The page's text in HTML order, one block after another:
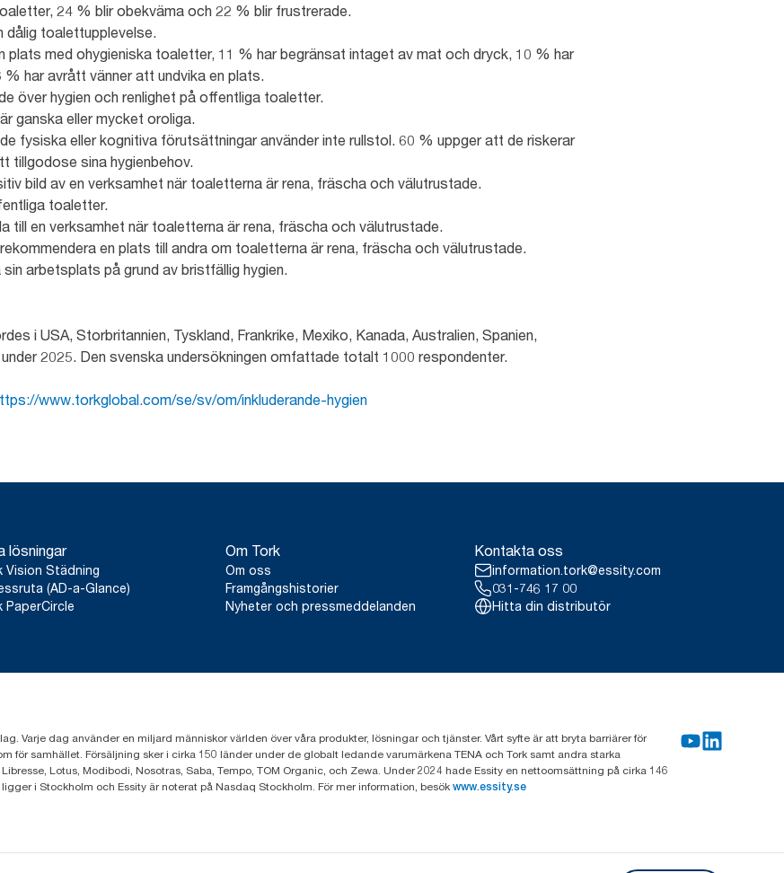
24 % blir obekväma och 22 % blir frustrerade.
dålig toalettupplevelse.
plats med ohygieniska toaletter, 11 % har begränsat intaget av mat och dryck, 10 % har
har avrått vänner att undvika en plats.
över hygien och renlighet på offentliga toaletter.
ganska eller mycket oroliga.
fysiska eller kognitiva förutsättningar använder inte rullstol. 60 % uppger att de riskerar
tillgodose sina hygienbehov.
bild av en verksamhet när toaletterna är rena, fräscha och välutrustade.
toaletter.
till en verksamhet när toaletterna är rena, fräscha och välutrustade.
en plats till andra om toaletterna är rena, fräscha och välutrustade.
arbetsplats på grund av bristfällig hygien.
i USA, Storbritannien, Tyskland, Frankrike, Mexiko, Kanada, Australien, Spanien,
2025. Den svenska undersökningen omfattade totalt 1000 respondenter.
www.torkglobal.com/se/sv/om/inkluderande-hygien
lösningar
Vision Städning
(AD-a-Glance)
PaperCircle
Om Tork
Om oss
Framgångshistorier
Nyheter och pressmeddelanden
Kontakta oss
information.tork@essity.com
031-746 17 00
Hitta din distributör
Varje dag använder en miljard människor världen över våra produkter, lösningar och tjänster. Vårt syfte är att bryta barriärer för
för samhället. Försäljning sker i cirka 150 länder under de globalt ledande varumärkena TENA och Tork samt andra starka
Lotus, Modibodi, Nosotras, Saba, Tempo, TOM Organic, och Zewa. Under 2024 hade Essity en nettoomsättning på cirka 146
i Stockholm och Essity är noterat på Nasdaq Stockholm. För mer information, besök www.essity.se